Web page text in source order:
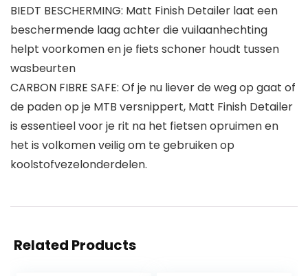
BIEDT BESCHERMING: Matt Finish Detailer laat een
beschermende laag achter die vuilaanhechting
helpt voorkomen en je fiets schoner houdt tussen
wasbeurten
CARBON FIBRE SAFE: Of je nu liever de weg op gaat of
de paden op je MTB versnippert, Matt Finish Detailer
is essentieel voor je rit na het fietsen opruimen en
het is volkomen veilig om te gebruiken op
koolstofvezelonderdelen.
Related Products